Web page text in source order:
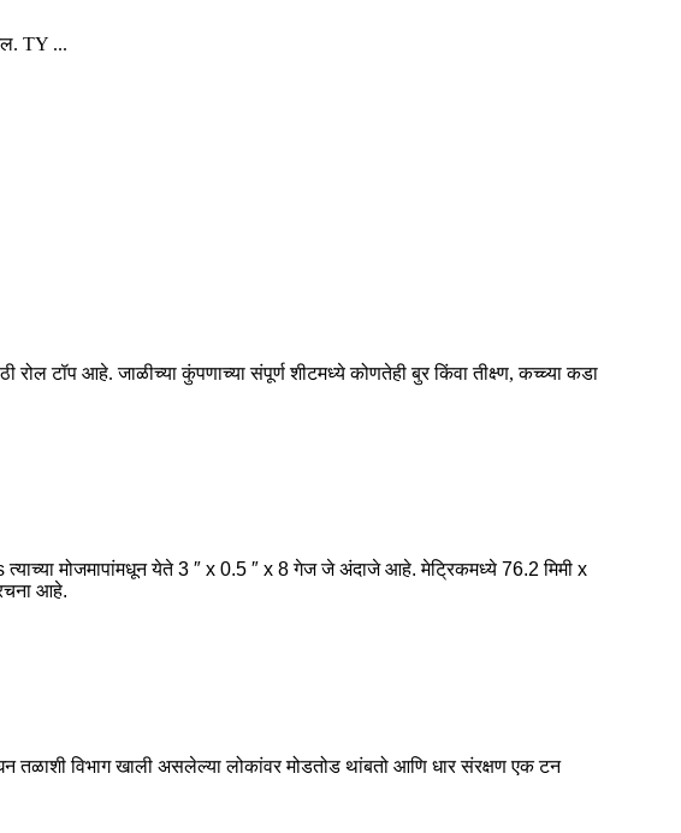
TY ...
टॉप आहे. जाळीच्या कुंपणाच्या संपूर्ण शीटमध्ये कोणतेही बुर किंवा तीक्ष्ण, कच्च्या कडा
मोजमापांमधून येते 3 ″ x 0.5 ″ x 8 गेज जे अंदाजे आहे. मेट्रिकमध्ये 76.2 मिमी x
आहे.
तळाशी विभाग खाली असलेल्या लोकांवर मोडतोड थांबतो आणि धार संरक्षण एक टन